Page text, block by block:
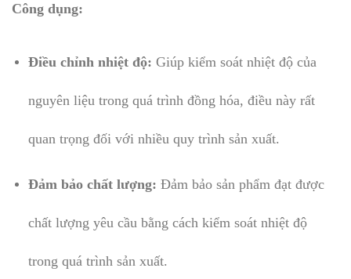
Công dụng:
Điều chỉnh nhiệt độ: Giúp kiểm soát nhiệt độ của
nguyên liệu trong quá trình đồng hóa, điều này rất
quan trọng đối với nhiều quy trình sản xuất.
Đảm bảo chất lượng: Đảm bảo sản phẩm đạt được
chất lượng yêu cầu bằng cách kiểm soát nhiệt độ
trong quá trình sản xuất.